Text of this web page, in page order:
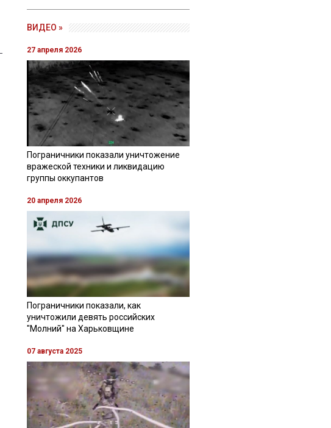
ВИДЕО »
27 апреля 2026
Пограничники показали уничтожение
вражеской техники и ликвидацию
группы оккупантов
20 апреля 2026
Пограничники показали, как
уничтожили девять российских
"Молний" на Харьковщине
07 августа 2025